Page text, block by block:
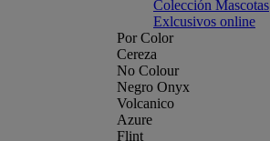
Colección Mascotas
Exlcusivos online
Por Color
Cereza
No Colour
Negro Onyx
Volcanico
Azure
Flint